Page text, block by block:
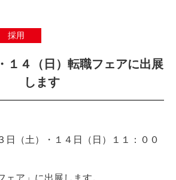
採用
１４（日）転職フェアに出展
します
日（土）・１４日（日）１１：００
ェア」に出展します。